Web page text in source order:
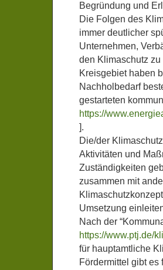
Begründung und
Die Folgen des
immer deutlicher
Unternehmen,
den Klimaschutz
Kreisgebiet haben
Nachholbedarf
gestarteten
https://
].
Die/der
Aktivitäten und
Zuständigkeiten
zusammen mit
Umsetzung
Nach der
https://www.ptj.de/
für hauptamtliche
Fördermittel gibt